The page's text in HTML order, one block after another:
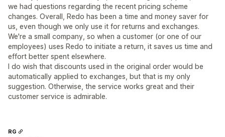
we had questions regarding the recent pricing scheme
changes. Overall, Redo has been a time and money saver for
us, even though we only use it for returns and exchanges.
We're a small company, so when a customer (or one of our
employees) uses Redo to initiate a return, it saves us time and
effort better spent elsewhere.
I do wish that discounts used in the original order would be
automatically applied to exchanges, but that is my only
suggestion. Otherwise, the service works great and their
customer service is admirable.
RG